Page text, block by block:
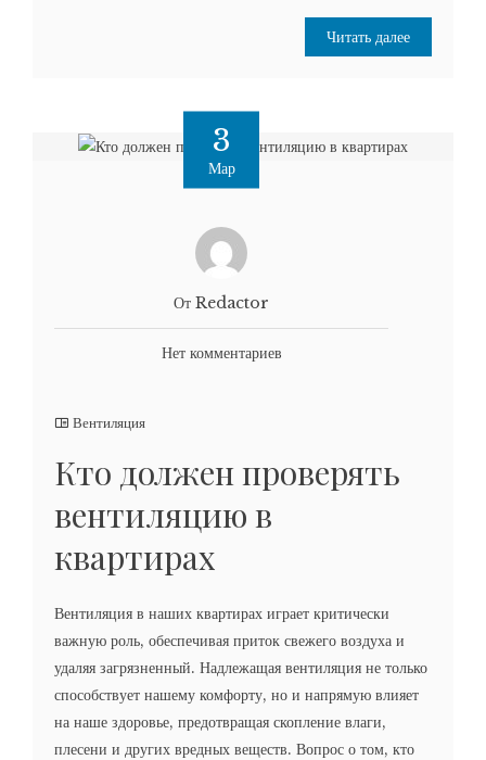
Читать далее
3
Мар
От Redactor
Нет комментариев
Вентиляция
Кто должен проверять
вентиляцию в
квартирах
Вентиляция в наших квартирах играет критически
важную роль, обеспечивая приток свежего воздуха и
удаляя загрязненный. Надлежащая вентиляция не только
способствует нашему комфорту, но и напрямую влияет
на наше здоровье, предотвращая скопление влаги,
плесени и других вредных веществ. Вопрос о том, кто